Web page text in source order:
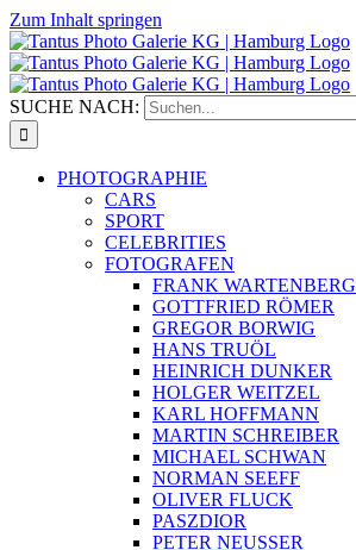
Zum Inhalt springen
SUCHE NACH:
PHOTOGRAPHIE
CARS
SPORT
CELEBRITIES
FOTOGRAFEN
FRANK WARTENBERG
GOTTFRIED RÖMER
GREGOR BORWIG
HANS TRUÖL
HEINRICH DUNKER
HOLGER WEITZEL
KARL HOFFMANN
MARTIN SCHREIBER
MICHAEL SCHWAN
NORMAN SEEFF
OLIVER FLUCK
PASZDIOR
PETER NEUSSER